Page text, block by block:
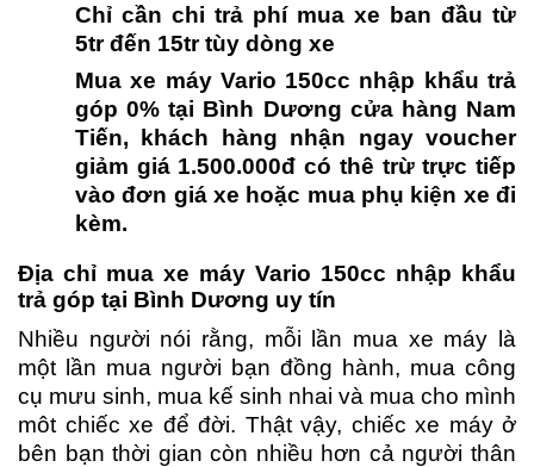
Chỉ cần chi trả phí mua xe ban đầu từ
5tr đến 15tr tùy dòng xe
Mua xe máy Vario 150cc nhập khẩu trả
góp 0% tại Bình Dương cửa hàng Nam
Tiến, khách hàng nhận ngay voucher
giảm giá 1.500.000đ có thê trừ trực tiếp
vào đơn giá xe hoặc mua phụ kiện xe đi
kèm.
Địa chỉ mua xe máy Vario 150cc nhập khẩu
trả góp tại Bình Dương uy tín
Nhiều người nói rằng, mỗi lần mua xe máy là
một lần mua người bạn đồng hành, mua công
cụ mưu sinh, mua kế sinh nhai và mua cho mình
môt chiếc xe để đời. Thật vậy, chiếc xe máy ở
bên bạn thời gian còn nhiều hơn cả người thân